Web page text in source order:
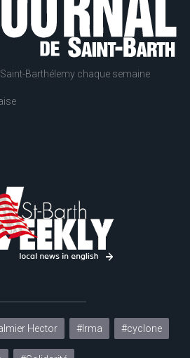
Barthélemy chaque semaine
Hector #Irma #cyclone